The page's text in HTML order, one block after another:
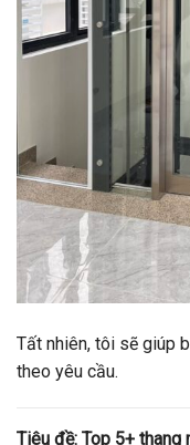
Tất nhiên, tôi sẽ giúp
theo yêu cầu.
Tiêu đề: Top 5+ thang